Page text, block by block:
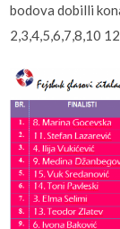
bodova dobilli
2,3,4,5,6,7,8,10